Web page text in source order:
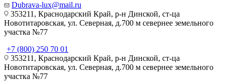
Dubrava-lux@mail.ru
353211, Краснодарский Край, р-н Динской, ст-ца
Новотитаровская, ул. Северная, д.700 м севернее земельного
участка №77
+7 (800) 250 70 01
353211, Краснодарский Край, р-н Динской, ст-ца
Новотитаровская, ул. Северная, д.700 м севернее земельного
участка №77